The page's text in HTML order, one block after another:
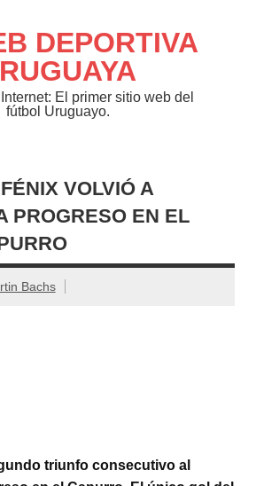
DEPORTIVA
El primer sitio web del
fútbol Uruguayo.
VOLVIÓ A
PROGRESO EN EL
Bachs
triunfo consecutivo al